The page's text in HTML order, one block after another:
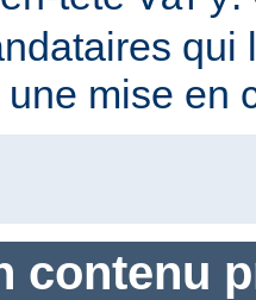
qui
une mise en
contenu